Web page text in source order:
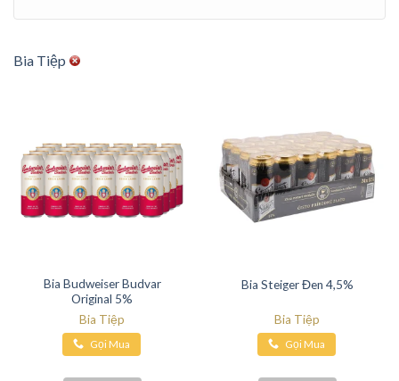
Bia Tiệp
Bia Budweiser Budvar
Original 5%
Bia Tiệp
Gọi Mua
Bia Steiger Đen 4,5%
Bia Tiệp
Gọi Mua